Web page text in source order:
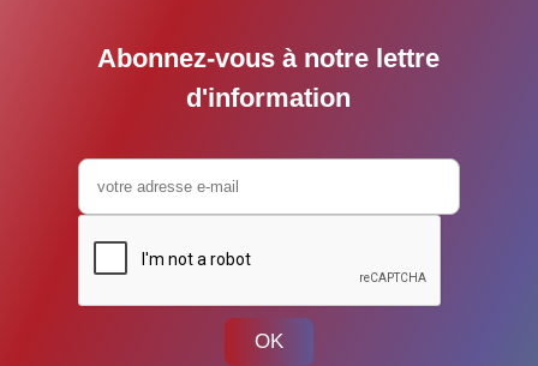
Abonnez-vous à notre lettre
d'information
OK